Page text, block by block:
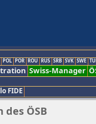
POL POR ROU RUS SRB SVK SWE
Swiss-Manager
FIDE
ÖSB